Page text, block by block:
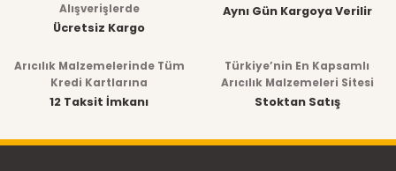
Alışverişlerde
Ücretsiz Kargo
Aynı Gün Kargoya Verilir
Arıcılık Malzemelerinde Tüm
Kredi Kartlarına
12 Taksit İmkanı
Türkiye’nin En Kapsamlı
Arıcılık Malzemeleri Sitesi
Stoktan Satış